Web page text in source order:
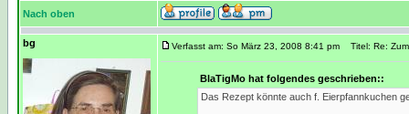
Nach oben
bg Verfasst am: So März 23, 2008 8:41 pm Titel: Re:
BlaTigMo hat folgendes geschrieben::
Das Rezept könnte auch f. Eierpfannkuchen